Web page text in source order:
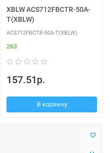
XBLW ACS712FBCTR-50A-
T(XBLW)
ACS712FBCTR-50A-T(XBLW)
263
157.51р.
В корзину